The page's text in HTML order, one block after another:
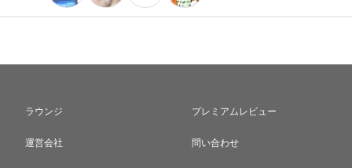
ラウンジ プレミアムレビュー
運営会社 問い合わせ